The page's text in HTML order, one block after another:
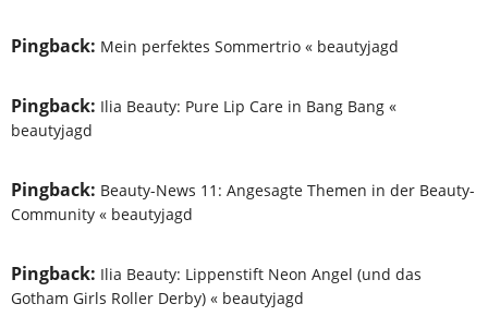
Pingback: Mein perfektes Sommertrio « beautyjagd
Pingback: Ilia Beauty: Pure Lip Care in Bang Bang «
beautyjagd
Pingback: Beauty-News 11: Angesagte Themen in der Beauty-
Community « beautyjagd
Pingback: Ilia Beauty: Lippenstift Neon Angel (und das
Gotham Girls Roller Derby) « beautyjagd